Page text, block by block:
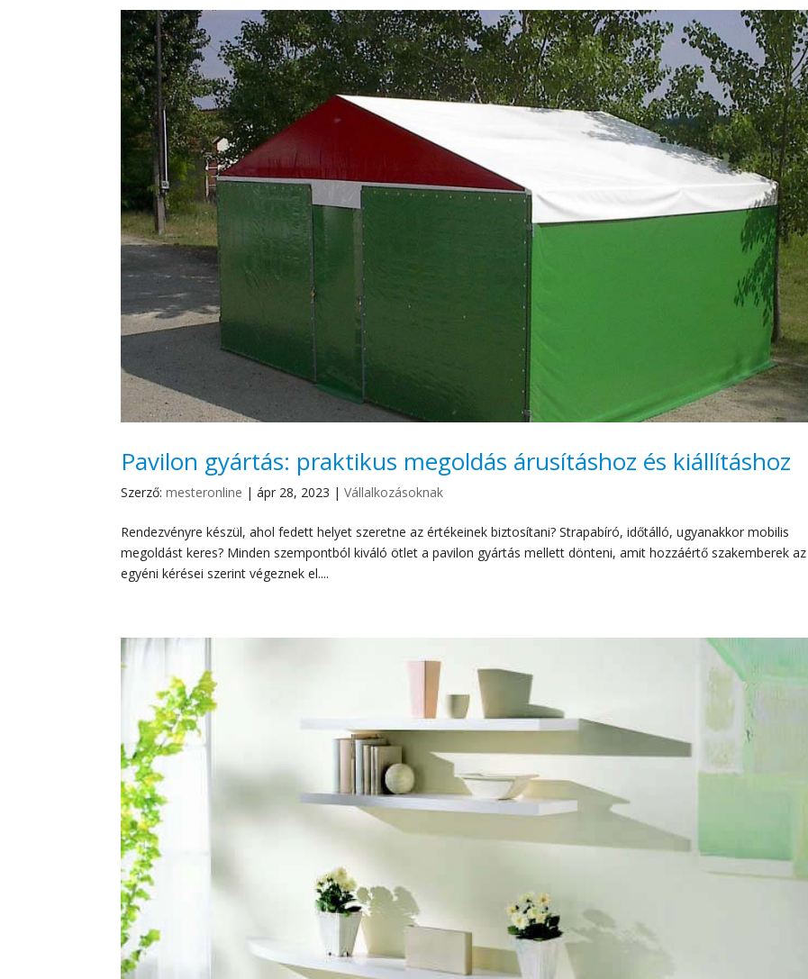
Pavilon gyártás: praktikus megoldás árusításhoz és kiállításhoz
Szerző:mesteronline |ápr 28, 2023 |Vállalkozásoknak
Rendezvényre készül, ahol fedett helyet szeretne az értékeinek biztosítani? Strapabíró, időtálló, ugyanakkor mobilis
megoldást keres? Minden szempontból kiváló ötlet a pavilon gyártás mellett dönteni, amit hozzáértő szakemberek az
egyéni kérései szerint végeznek el....